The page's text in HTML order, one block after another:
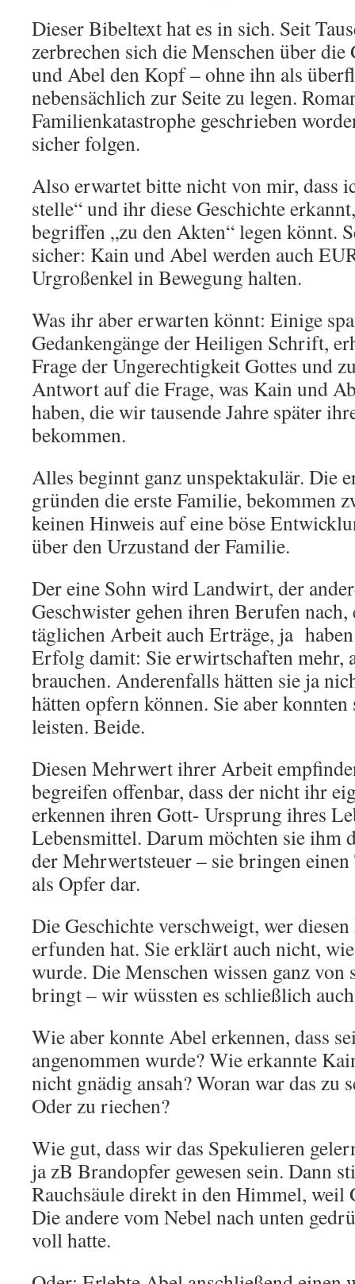
Dieser Bibeltext hat es in sich. Seit
zerbrechen sich die Menschen über
und Abel den Kopf – ohne ihn als
nebensächlich zur Seite zu legen.
Familienkatastrophe geschrieben
sicher folgen.
Also erwartet bitte nicht von mir, dass
stelle“ und ihr diese Geschichte
begriffen „zu den Akten“ legen könnt.
sicher: Kain und Abel werden auch
Urgroßenkel in Bewegung halten.
Was ihr aber erwarten könnt: Einige
Gedankengänge der Heiligen Schrift,
Frage der Ungerechtigkeit Gottes und
Antwort auf die Frage, was Kain und
haben, die wir tausende Jahre später
bekommen.
Alles beginnt ganz unspektakulär. Die
gründen die erste Familie, bekommen
keinen Hinweis auf eine böse
über den Urzustand der Familie.
Der eine Sohn wird Landwirt, der
Geschwister gehen ihren Berufen
täglichen Arbeit auch Erträge, ja
Erfolg damit: Sie erwirtschaften mehr,
brauchen. Anderenfalls hätten sie ja
hätten opfern können. Sie aber
leisten. Beide.
Diesen Mehrwert ihrer Arbeit
begreifen offenbar, dass der nicht ihr
erkennen ihren Gott- Ursprung ihres
Lebensmittel. Darum möchten sie ihm
der Mehrwertsteuer – sie bringen
als Opfer dar.
Die Geschichte verschweigt, wer
erfunden hat. Sie erklärt auch nicht,
wurde. Die Menschen wissen ganz von
bringt – wir wüssten es schließlich
Wie aber konnte Abel erkennen, dass
angenommen wurde? Wie erkannte
nicht gnädig ansah? Woran war das zu
Oder zu riechen?
Wie gut, dass wir das Spekulieren
ja zB Brandopfer gewesen sein. Dann
Rauchsäule direkt in den Himmel,
Die andere vom Nebel nach unten
voll hatte.